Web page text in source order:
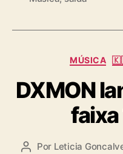
s
MÚSICA
DXMON
faixa
A Por Leticia